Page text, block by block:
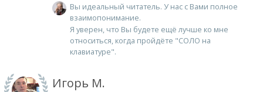
Вы идеальный читатель. У нас с Вами полное
взаимопонимание.
Я уверен, что Вы будете ещё лучше ко мне
относиться, когда пройдёте "СОЛО на
клавиатуре".
Игорь М.